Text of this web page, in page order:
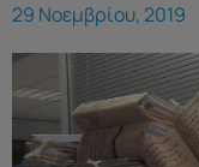
29 Νοεμβρίου, 2019